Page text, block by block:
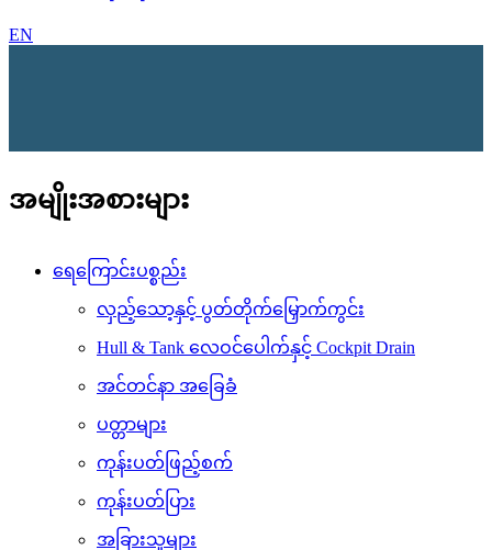
EN
အမျိုးအစားများ
ရေကြောင်းပစ္စည်း
လှည့်သော့နှင့် ပွတ်တိုက်မြှောက်ကွင်း
Hull & Tank လေဝင်ပေါက်နှင့် Cockpit Drain
အင်တင်နာ အခြေခံ
ပတ္တာများ
ကုန်းပတ်ဖြည့်စက်
ကုန်းပတ်ပြား
အခြားသူများ